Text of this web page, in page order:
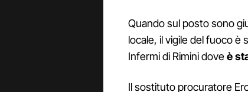
Quando sul posto sono
locale, il vigile del fuoco
Infermi di Rimini doveè
Il sostituto procuratore